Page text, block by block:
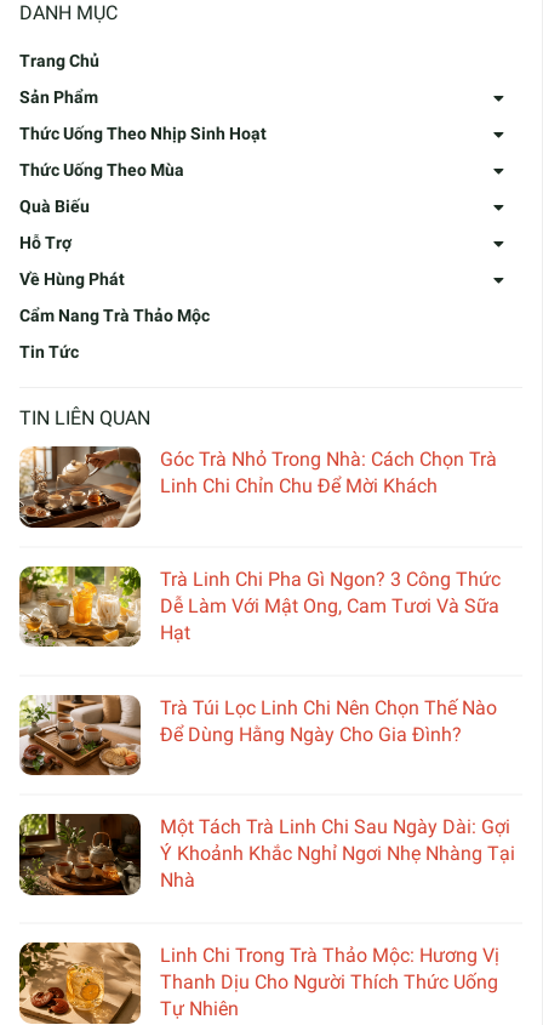
DANH MỤC
Trang Chủ
Sản Phẩm
Thức Uống Theo Nhịp Sinh Hoạt
Thức Uống Theo Mùa
Quà Biếu
Hỗ Trợ
Về Hùng Phát
Cẩm Nang Trà Thảo Mộc
Tin Tức
TIN LIÊN QUAN
Góc Trà Nhỏ Trong Nhà: Cách Chọn Trà
Linh Chi Chỉn Chu Để Mời Khách
Trà Linh Chi Pha Gì Ngon? 3 Công Thức
Dễ Làm Với Mật Ong, Cam Tươi Và Sữa
Hạt
Trà Túi Lọc Linh Chi Nên Chọn Thế Nào
Để Dùng Hằng Ngày Cho Gia Đình?
Một Tách Trà Linh Chi Sau Ngày Dài: Gợi
Ý Khoảnh Khắc Nghỉ Ngơi Nhẹ Nhàng Tại
Nhà
Linh Chi Trong Trà Thảo Mộc: Hương Vị
Thanh Dịu Cho Người Thích Thức Uống
Tự Nhiên